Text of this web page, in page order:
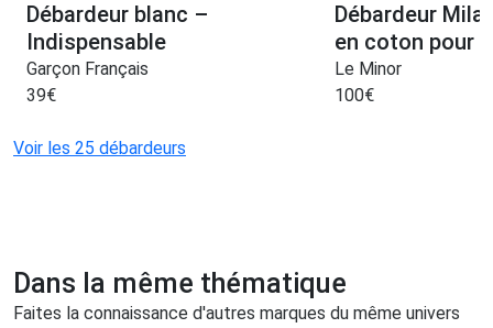
Débardeur blanc –
Indispensable
Garçon Français
39€
Débardeur
en coton pour
Le Minor
100€
Voir les 25 débardeurs
Dans la même thématique
Faites la connaissance d'autres marques du même univers